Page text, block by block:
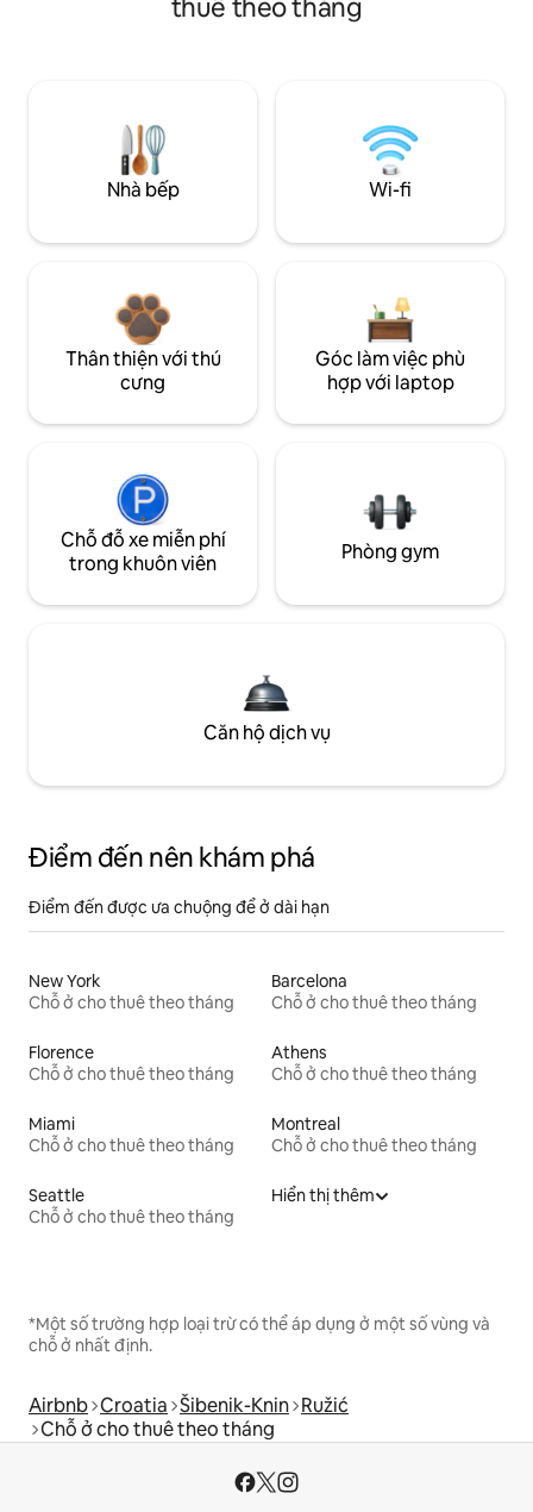
thuê theo tháng
Nhà bếp Wi-fi
Thân thiện với thú
cưng
Góc làm việc phù
hợp với laptop
Chỗ đỗ xe miễn phí
trong khuôn viên
Phòng gym
Căn hộ dịch vụ
Điểm đến nên khám phá
Điểm đến được ưa chuộng để ở dài hạn
New York
Chỗ ở cho thuê theo tháng
Barcelona
Chỗ ở cho thuê theo tháng
Florence
Chỗ ở cho thuê theo tháng
Athens
Chỗ ở cho thuê theo tháng
Miami
Chỗ ở cho thuê theo tháng
Montreal
Chỗ ở cho thuê theo tháng
Seattle
Chỗ ở cho thuê theo tháng
Hiển thị thêm
*Một số trường hợp loại trừ có thể áp dụng ở một số vùng và
chỗ ở nhất định.
Airbnb Croatia Šibenik-Knin Ružić
Chỗ ở cho thuê theo tháng